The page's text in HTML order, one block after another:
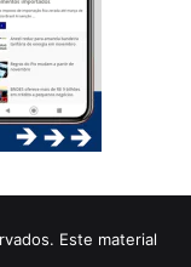
Este material